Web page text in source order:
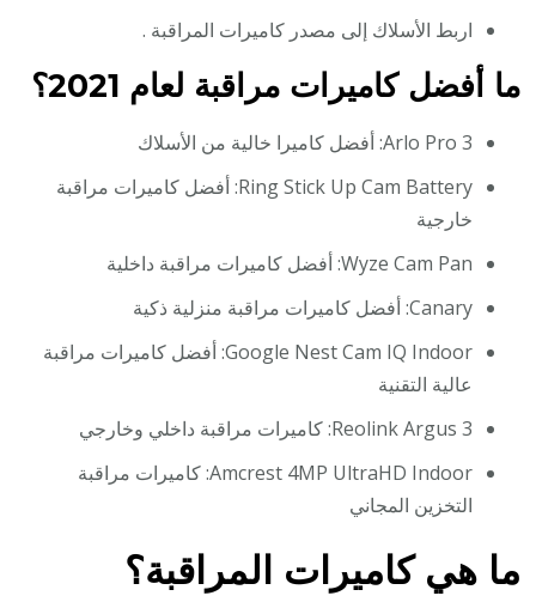
اربط الأسلاك إلى مصدر كاميرات المراقبة .
ما أفضل كاميرات مراقبة لعام 2021؟
Arlo Pro 3: أفضل كاميرا خالية من الأسلاك
Ring Stick Up Cam Battery: أفضل كاميرات مراقبة
خارجية
Wyze Cam Pan: أفضل كاميرات مراقبة داخلية
Canary: أفضل كاميرات مراقبة منزلية ذكية
Google Nest Cam IQ Indoor: أفضل كاميرات مراقبة
عالية التقنية
Reolink Argus 3: كاميرات مراقبة داخلي وخارجي
Amcrest 4MP UltraHD Indoor: كاميرات مراقبة
التخزين المجاني
ما هي كاميرات المراقبة؟